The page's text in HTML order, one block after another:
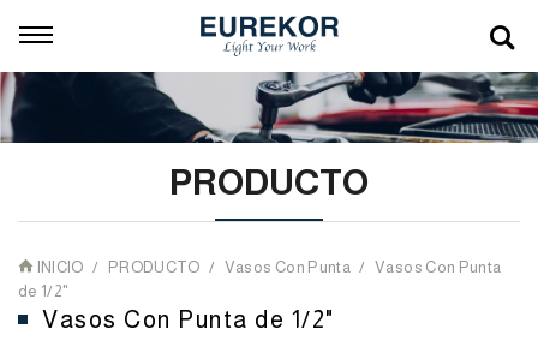
PRODUCTO
INICIO PRODUCTO Vasos Con Punta
Vasos Con Punta
de 1/2"
Vasos Con Punta de 1/2"